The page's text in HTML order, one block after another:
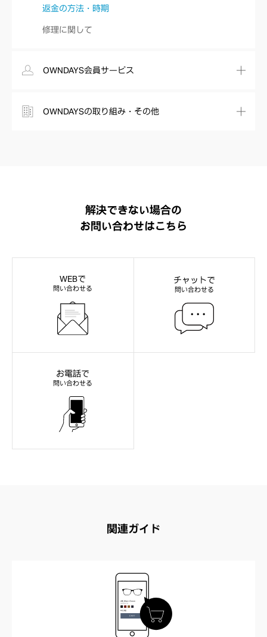
返金の方法・時期
修理に関して
OWNDAYS会員サービス
OWNDAYSの取り組み・その他
解決できない場合の
お問い合わせはこちら
WEBで
問い合わせる
チャットで
問い合わせる
お電話で
問い合わせる
関連ガイド